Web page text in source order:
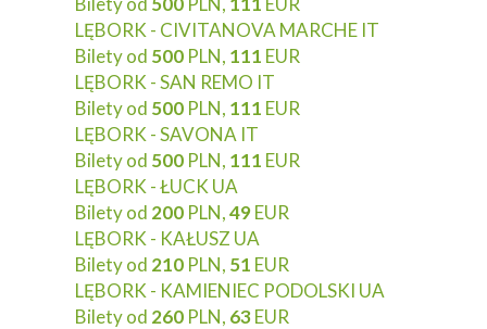
LĘBORK - CIVITANOVA MARCHE IT
Bilety od 500 PLN, 111 EUR
LĘBORK - SAN REMO IT
Bilety od 500 PLN, 111 EUR
LĘBORK - SAVONA IT
Bilety od 500 PLN, 111 EUR
LĘBORK - ŁUCK UA
Bilety od 200 PLN,49EUR
LĘBORK - KAŁUSZ UA
Bilety od 210 PLN, 51 EUR
LĘBORK - KAMIENIEC PODOLSKI UA
Bilety od 260 PLN, 63EUR